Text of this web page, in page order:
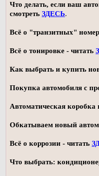
Что делать, если ваш
смотреть ЗДЕСЬ.
Всё о "транзитных"
Всё о тонировке - читать
Как выбрать и купить
Покупка автомобиля с
Автоматическая коробка
Обкатываем новый
Всё о коррозии - читать
Что выбрать: